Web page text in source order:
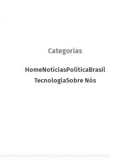
Categorias
HomeNotíciasPolíticaBrasil
TecnologiaSobre Nós